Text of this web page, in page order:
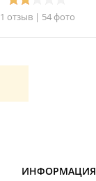
1 отзыв | 54 фото
ИНФОРМАЦИЯ